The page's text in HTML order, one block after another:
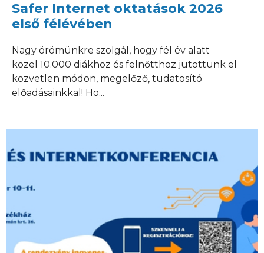
Safer Internet oktatások 2026
első félévében
Nagy örömünkre szolgál, hogy fél év alatt
közel 10.000 diákhoz és felnőtthöz jutottunk el
közvetlen módon, megelőző, tudatosító
előadásainkkal! Ho...